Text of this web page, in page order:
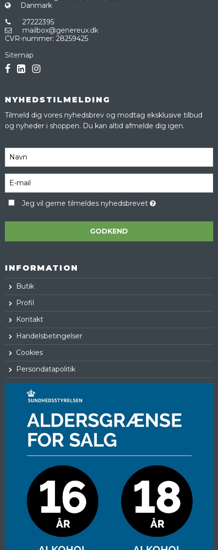
Danmark
27222395
mailbox@genereux.dk
CVR-nummer: 28259425
Sitemap
NYHEDSTILMELDING
Tilmeld dig vores nyhedsbrev og modtag eksklusive tilbud
og nyheder i shoppen. Du kan altid afmelde dig igen.
Jeg vil gerne tilmeldes nyhedsbrevet
GODKEND
INFORMATION
Butik
Profil
Kontakt
Handelsbetingelser
Cookies
Persondatapolitik